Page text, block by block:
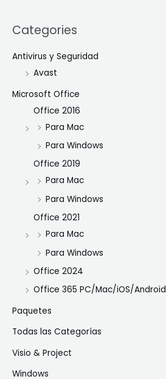
Categories
Antivirus y Seguridad
Avast
Microsoft Office
Office 2016
Para Mac
Para Windows
Office 2019
Para Mac
Para Windows
Office 2021
Para Mac
Para Windows
Office 2024
Office 365 PC/Mac/iOS/Android
Paquetes
Todas las Categorías
Visio & Project
Windows